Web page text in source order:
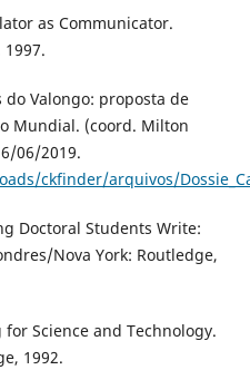
as Communicator.
do Valongo: proposta de
Mundial. (coord. Milton
06/2019.
ckfinder/arquivos/
Doctoral Students Write:
Nova York: Routledge,
Science and Technology.
1992.